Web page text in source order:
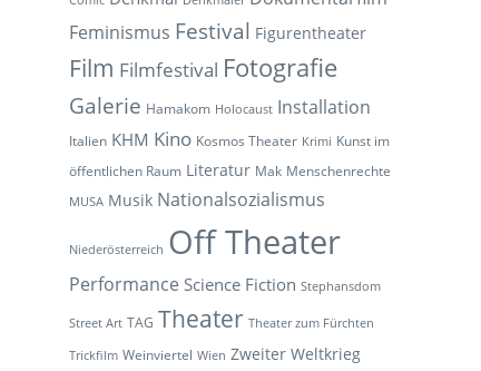
Feminismus Festival Figurentheater
Film Filmfestival Fotografie
Galerie Hamakom Holocaust Installation
Italien KHM Kino Kosmos Theater Krimi Kunst im
öffentlichen Raum Literatur Mak Menschenrechte
MUSA Musik Nationalsozialismus
Niederösterreich Off Theater
Performance Science Fiction Stephansdom
Street Art TAG Theater Theater zum Fürchten
Trickfilm Weinviertel Wien Zweiter Weltkrieg